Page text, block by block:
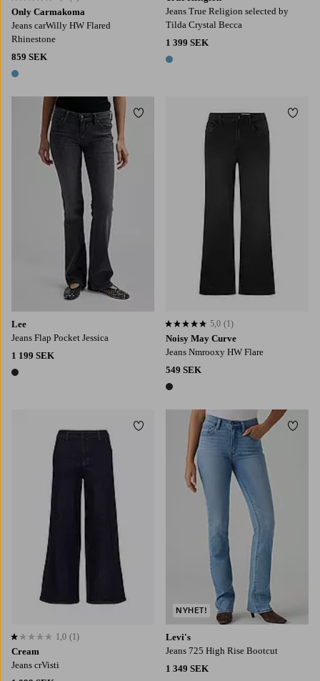
Only Carmakoma
Jeans carWilly HW Flared
Rhinestone
859 SEK
1 färg
Jeans True Religion selected by
Tilda Crystal Becca
1 399 SEK
1 färg
Lee
Jeans Flap Pocket Jessica
1 199 SEK
1 färg
Lägg till i favoriter
Noisy May Curve
Jeans Nmrooxy HW Flare
549 SEK
1 färg
5,0 baserat på 1 st betyg
5,0 (1)
Cream
Jeans crVisti
1,0 baserat på 1 st betyg
1,0 (1)
Lägg till i favoriter
Levi's
Jeans 725 High Rise Bootcut
1 349 SEK
NYHET!